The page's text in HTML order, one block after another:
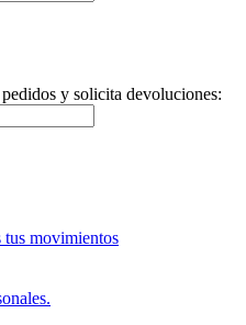
y solicita devoluciones:
tus movimientos